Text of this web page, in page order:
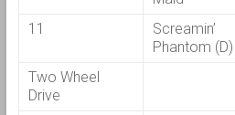
11
Screamin’
Phantom (D)
Two Wheel
Drive